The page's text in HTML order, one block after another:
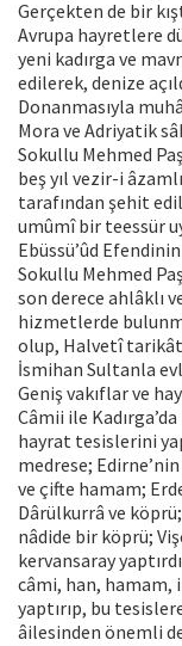
Gerçekten de bir
Avrupa hayretlere
yeni kadırga ve
edilerek, denize
Donanmasıyla
Mora ve Adriyatik
Sokullu Mehmed
beş yıl vezir-i
tarafından şehit
umûmî bir teessür
Ebüssü’ûd
Sokullu Mehmed
son derece ahlâklı
hizmetlerde
olup, Halvetî
İsmihan Sultanla
Geniş vakıflar ve
Câmii ile
hayrat tesislerini
medrese;
ve çifte hamam;
Dârülkurrâ ve köprü;
nâdide bir köprü;
kervansaray
câmi, han, hamam,
yaptırıp, bu
âilesinden önemli